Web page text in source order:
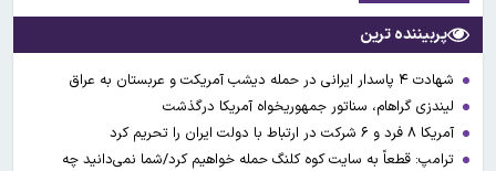
پربیننده ترین
شهادت ۴ پاسدار ایرانی در حمله دیشب آمریکت و عربستان به عراق
لیندزی گراهام، سناتور جمهوریخواه آمریکا درگذشت
آمریکا ۸ فرد و ۶ شرکت در ارتباط با دولت ایران را تحریم کرد
ترامپ: قطعاً به سایت کوه کلنگ حمله خواهیم کرد/شما نمی‌دانید چه